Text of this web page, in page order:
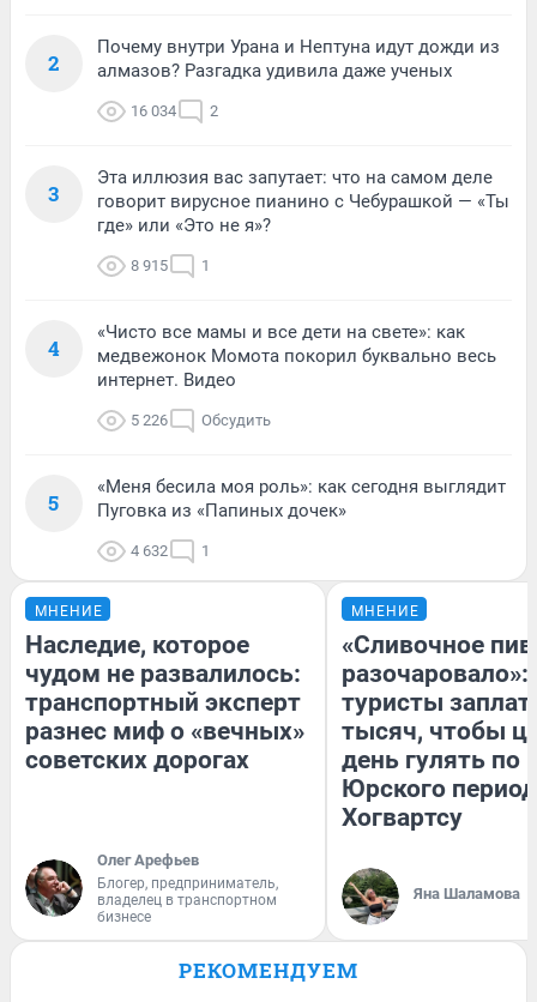
2
Почему внутри Урана и Нептуна идут дожди из
алмазов? Разгадка удивила даже ученых
16 034 2
3
Эта иллюзия вас запутает: что на самом деле
говорит вирусное пианино с Чебурашкой — «Ты
где» или «Это не я»?
8 915 1
4
«Чисто все мамы и все дети на свете»: как
медвежонок Момота покорил буквально весь
интернет. Видео
5 226 Обсудить
5
«Меня бесила моя роль»: как сегодня выглядит
Пуговка из «Папиных дочек»
4 632 1
МНЕНИЕ
Наследие, которое
чудом не развалилось:
транспортный эксперт
разнес миф о «вечных»
советских дорогах
Олег Арефьев
Блогер, предприниматель,
владелец в транспортном
бизнесе
МНЕНИЕ
«Сливочное
разочаровало»:
туристы
тысяч, чтобы
день гулять по
Юрского
Хогвартсу
Яна Шаламова
РЕКОМЕНДУЕМ